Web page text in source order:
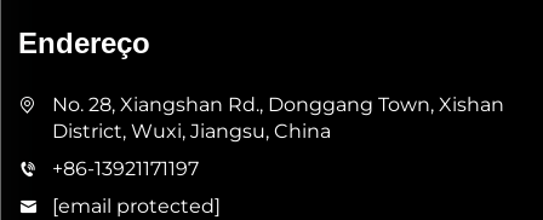
Endereço
No. 28, Xiangshan Rd., Donggang Town, Xishan
District, Wuxi, Jiangsu, China
+86-13921171197
[email protected]